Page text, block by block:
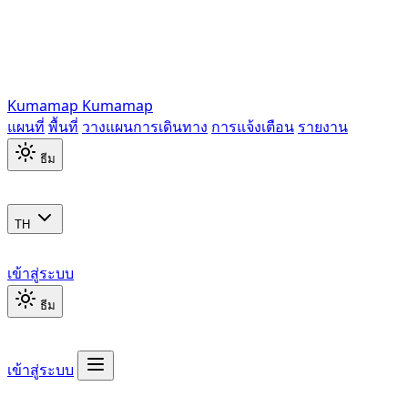
Kumamap Kumamap
แผนที่ พื้นที่ วางแผนการเดินทาง การแจ้งเตือน รายงาน
ธีม
TH
เข้าสู่ระบบ
ธีม
เข้าสู่ระบบ